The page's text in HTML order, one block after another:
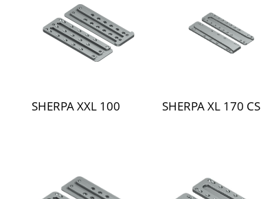
SHERPA XXL 100 SHERPA XL 170 CS